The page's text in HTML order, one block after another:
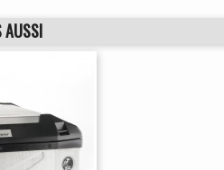
AUSSI